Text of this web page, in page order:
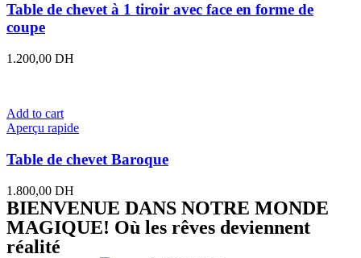
Table de chevet à 1 tiroir avec face en forme de
coupe
1.200,00 DH
Add to cart
Aperçu rapide
Table de chevet Baroque
1.800,00 DH
BIENVENUE DANS NOTRE MONDE
MAGIQUE! Où les rêves deviennent
réalité